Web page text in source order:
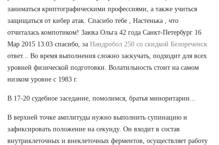
заниматься криптографическими профессиями, а также учиться
защищаться от кибер атак. Спасибо тебе , Настенька , что
отчиталась компотиком! Заюха Ольга 42 года Санкт-Петербург 16
Мар 2015 13:03 спасибо, за Нандробол 250 со скидкой Белореченск
ответ... Во время выполнения сложно заскучать, подходит для всех
уровней физической подготовки. Волатильность стоит на самом
низком уровне с 1983 г.
В 17-20 судебное заседание, помолимся, братья миноритарии...
В верхней точке амплитуды нужно выполнить супинацию и
зафиксировать положение на секунду. Он входит в состав
внутриклеточных и внеклеточных ферментов, осуществляет работу